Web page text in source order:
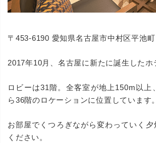
〒453-6190 愛知県名古屋市中村区平池
2017年10月、名古屋に新たに誕生したホ
ロビーは31階。全客室が地上150m以上
ら36階のロケーションに位置しています。
お部屋でくつろぎながら変わっていく
ください。